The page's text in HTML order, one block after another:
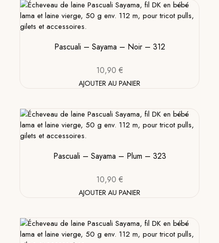
Pascuali – Sayama – Noir – 312
10,90 €
AJOUTER AU PANIER
Pascuali – Sayama – Plum – 323
10,90 €
AJOUTER AU PANIER